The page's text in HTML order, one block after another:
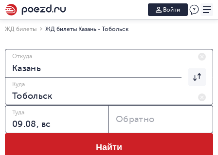
Войти
ЖД билеты ЖД билеты Казань - Тобольск
Откуда
Куда
Туда
Обратно
Найти